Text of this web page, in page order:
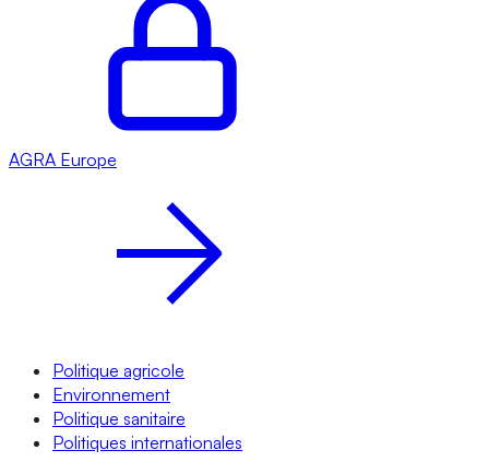
AGRA Europe
Politique agricole
Environnement
Politique sanitaire
Politiques internationales